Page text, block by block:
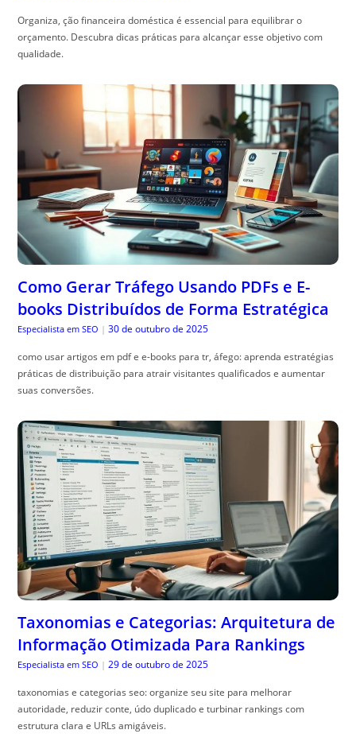
Organiza, ção financeira doméstica é essencial para equilibrar o
orçamento. Descubra dicas práticas para alcançar esse objetivo com
qualidade.
Como Gerar Tráfego Usando PDFs e E-
books Distribuídos de Forma Estratégica
Especialista em SEO | 30 de outubro de 2025
como usar artigos em pdf e e-books para tr, áfego: aprenda estratégias
práticas de distribuição para atrair visitantes qualificados e aumentar
suas conversões.
Taxonomias e Categorias: Arquitetura de
Informação Otimizada Para Rankings
Especialista em SEO | 29 de outubro de 2025
taxonomias e categorias seo: organize seu site para melhorar
autoridade, reduzir conte, údo duplicado e turbinar rankings com
estrutura clara e URLs amigáveis.